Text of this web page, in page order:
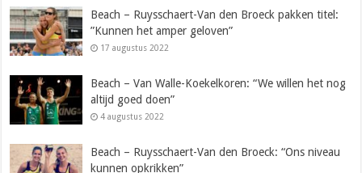
Beach – Ruysschaert-Van den Broeck pakken titel:
”Kunnen het amper geloven”
17 augustus 2022
Beach – Van Walle-Koekelkoren: “We willen het nog
altijd goed doen”
4 augustus 2022
Beach – Ruysschaert-Van den Broeck: “Ons niveau
kunnen opkrikken”